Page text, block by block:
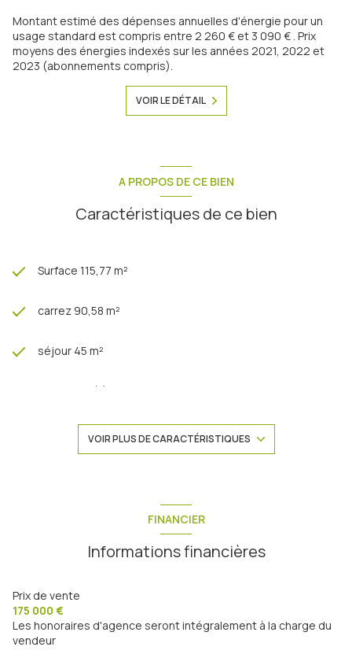
Montant estimé des dépenses annuelles d'énergie pour un
usage standard est compris entre 2 260 € et 3 090 € . Prix
moyens des énergies indexés sur les années 2021, 2022 et
2023 (abonnements compris).
VOIR LE DÉTAIL
A PROPOS DE CE BIEN
Caractéristiques de ce bien
Surface 115,77 m²
carrez 90,58 m²
séjour 45 m²
3 chambre(s)
exposition Est-Ouest
1 niveau(x)
2ème étage
VOIR PLUS DE CARACTÉRISTIQUES
FINANCIER
Informations financières
Prix de vente
175 000 €
Les honoraires d'agence seront intégralement à la charge du
vendeur